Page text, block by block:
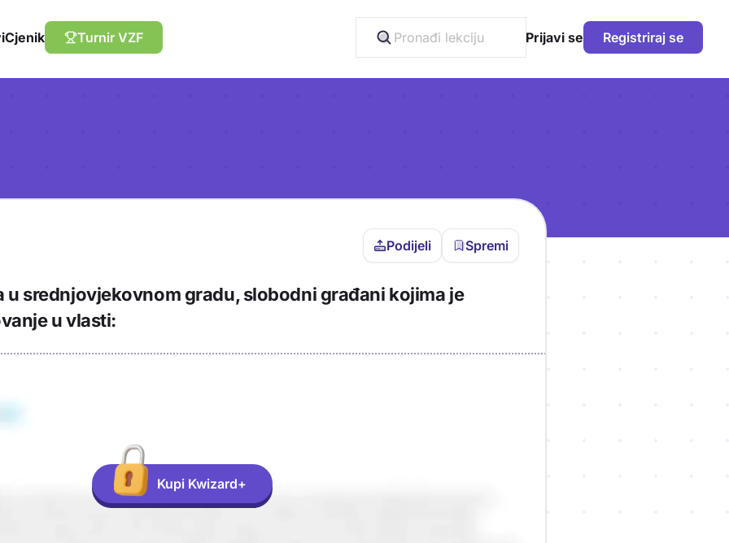
Cjenik Turnir VZF Prijavi se Registriraj se
Podijeli Spremi
Trebaš biti prijavljen da bi pohranio
sadržaj u bilježnicu!
u srednjovjekovnom gradu, slobodni građani kojima je
u vlasti:
Kupi Kwizard+